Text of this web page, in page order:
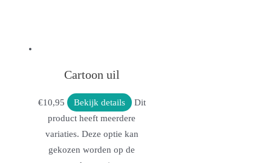
Cartoon uil
€10,95 Bekijk details
Dit
product heeft meerdere
variaties. Deze optie kan
gekozen worden op de